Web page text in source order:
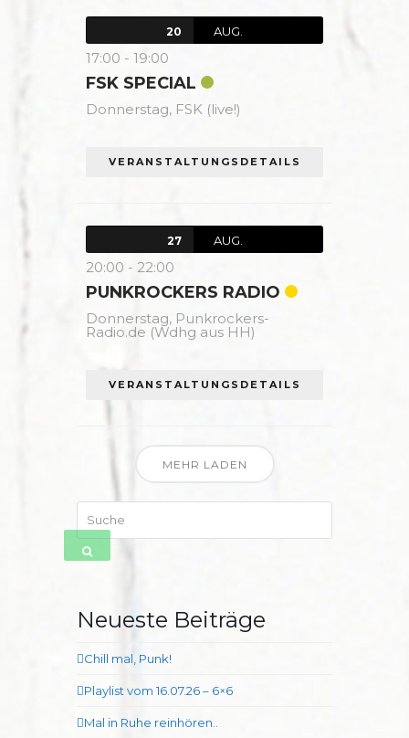
20 AUG.
17:00 - 19:00
FSK SPECIAL
Donnerstag, FSK (live!)
VERANSTALTUNGSDETAILS
27 AUG.
20:00 - 22:00
PUNKROCKERS RADIO
Donnerstag, Punkrockers-
Radio.de (Wdhg aus HH)
VERANSTALTUNGSDETAILS
MEHR LADEN
Neueste Beiträge
Chill mal, Punk!
Playlist vom 16.07.26 – 6×6
Mal in Ruhe reinhören..